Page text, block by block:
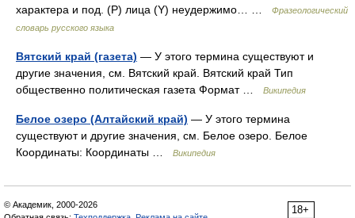
характера и под. (Р) лица (Y) неудержимо… …
Фразеологический
словарь русского языка
Вятский край (газета) — У этого термина существуют и
другие значения, см. Вятский край. Вятский край Тип
общественно политическая газета Формат …
Википедия
Белое озеро (Алтайский край) — У этого термина
существуют и другие значения, см. Белое озеро. Белое
Координаты: Координаты …
Википедия
18+
© Академик, 2000-2026